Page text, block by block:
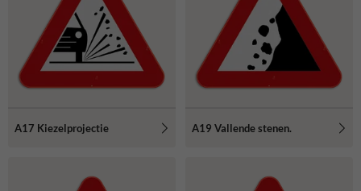
A17 Kiezelprojectie A19 Vallende stenen.